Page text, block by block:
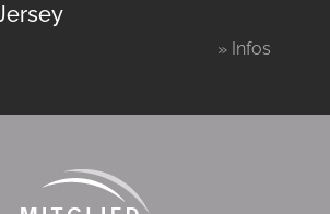
» Infos